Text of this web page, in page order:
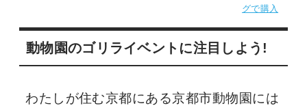
グで購入
動物園のゴリライベントに注目しよう!
わたしが住む京都にある京都市動物園には